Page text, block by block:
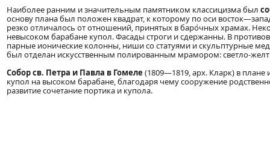
Наиболее ранним и значительным памятником классицизма был
основу плана был положен квадрат, к которому по оси
резко отличалось от отношений, принятых в баро́чных храмах.
невысоком барабане купол. Фасады строги и сдержанны. В
парные ионические колонны, ниши со статуями и скульптурные
был отделан искусственным полированным мрамором: светло-
Собор св. Петра и Павла в Гомеле (1809—1819, арх. Кларк) в
купол на высоком барабане, благодаря чему сооружение
развитие сочетание портика и купола.